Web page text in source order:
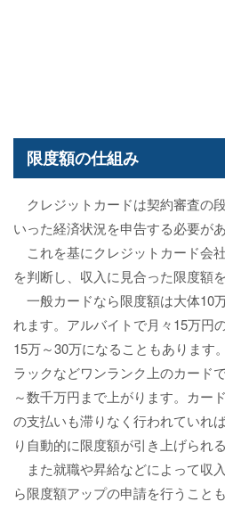
限度額の仕組み
クレジットカードは契約審査の
いった経済状況を申告する必要があ
これを基にクレジットカード会
を判断し、収入に見合った限度額
一般カードなら限度額は大体10
れます。アルバイトで月々15万円
15万～30万になることもあります
ラックなどワンランク上のカード
～数千万円まで上がります。カー
の支払いも滞りなく行われていれ
り自動的に限度額が引き上げられ
また就職や昇給などによって収
ら限度額アップの申請を行うことも